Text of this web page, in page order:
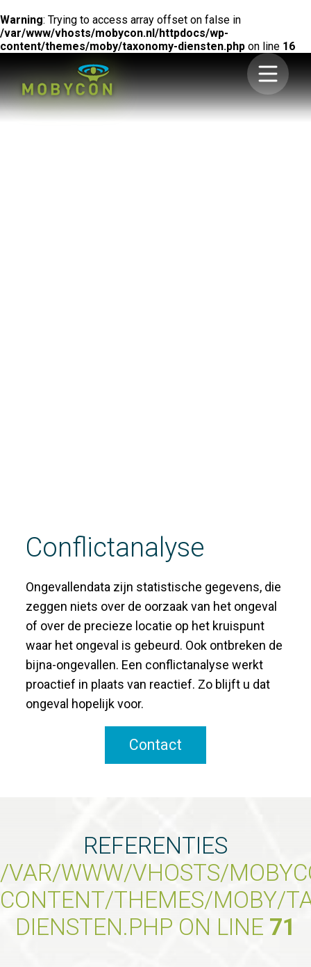
Warning: Trying to access array offset on false in
/var/www/vhosts/mobycon.nl/httpdocs/wp-
content/themes/moby/taxonomy-diensten.php on line 16
Conflictanalyse
Ongevallendata zijn statistische gegevens, die
zeggen niets over de oorzaak van het ongeval
of over de precieze locatie op het kruispunt
waar het ongeval is gebeurd. Ook ontbreken de
bijna-ongevallen. Een conflictanalyse werkt
proactief in plaats van reactief. Zo blijft u dat
ongeval hopelijk voor.
Contact
REFERENTIES
/VAR/WWW/VHOSTS/
CONTENT/THEMES/MOBY/
DIENSTEN.PHP ON LINE 71